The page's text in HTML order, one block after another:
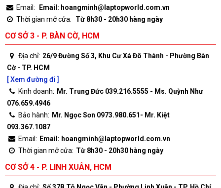
Email:
Email: hoangminh@laptopworld.com.vn
Thời gian mở cửa:
Từ 8h30 - 20h30 hàng ngày
CƠ SỞ 3 - P. BÀN CỜ, HCM
Địa chỉ: 26/9 Đường Số 3, Khu Cư Xá Đô Thành - Phường Bàn
Cờ - TP. HCM
[ Xem đường đi ]
Kinh doanh: Mr. Trung Đức 039.216.5555 - Ms. Quỳnh Như
076.659.4946
Bảo hành: Mr. Ngọc Sơn 0973.980.651- Mr. Kiệt
093.367.1087
Email: Email: hoangminh@laptopworld.com.vn
Thời gian mở cửa: Từ 8h30 - 20h30 hàng ngày
CƠ SỞ 4 - P. LINH XUÂN, HCM